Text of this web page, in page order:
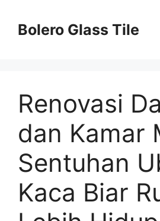
contentBolero Glass Tile
Renovasi
dan Kamar
Sentuhan
Kaca Biar